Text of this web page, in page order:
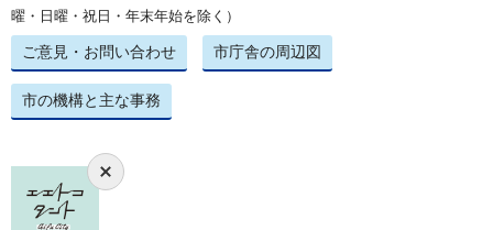
曜・日曜・祝日・年末年始を除く）
ご意見・お問い合わせ 市庁舎の周辺図
市の機構と主な事務